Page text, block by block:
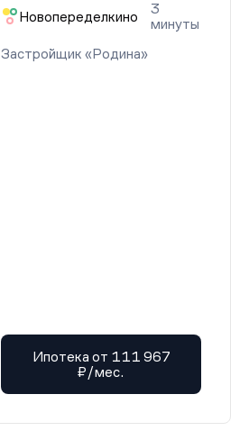
Новопеределкино
3
минуты
Застройщик «Родина»
Ипотека от 111 967
₽/мес.